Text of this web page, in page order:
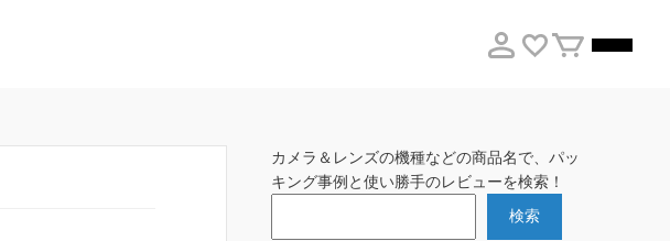
カメラ＆レンズの機種などの商品名で、パッ
キング事例と使い勝手のレビューを検索！
検索